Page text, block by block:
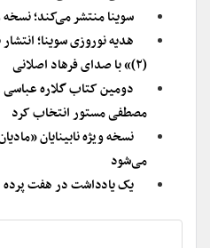
سوینا منتشر می‌کند؛ نسخه
هدیه نوروزی سوینا؛
(۲)» با صدای فرهاد اصلانی
دومین کتاب گلاره عباسی
مصطفی مستور انتخاب کرد
نسخه ویژه نابینایان
می‌شود
یک یادداشت در هفت پرده